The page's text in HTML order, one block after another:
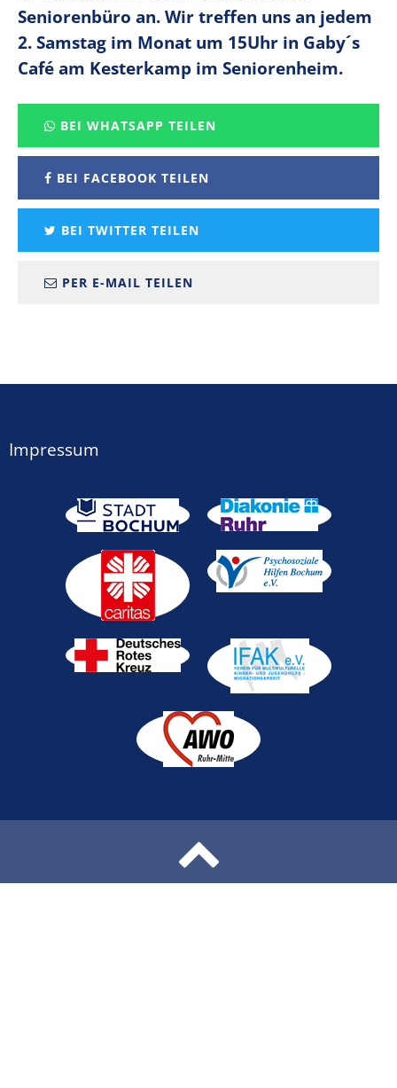
Seniorenbüro an. Wir treffen uns an jedem
2. Samstag im Monat um 15Uhr in Gaby´s
Café am Kesterkamp im Seniorenheim.
BEI WHATSAPP TEILEN
BEI FACEBOOK TEILEN
BEI TWITTER TEILEN
PER E-MAIL TEILEN
Impressum